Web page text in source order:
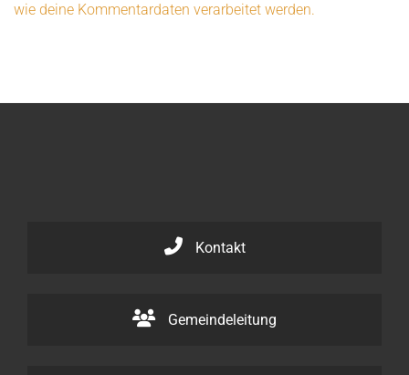
wie deine Kommentardaten verarbeitet werden.
Kontakt
Gemeindeleitung